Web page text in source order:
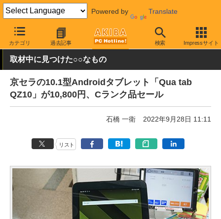
Powered by Translate
カテゴリ 過去記事 検索 Impressサイト
AKIBA PC Hotline! 秋葉原情報 価格情報 特価情報
取材中に見つけた○○なもの
京セラの10.1型Androidタブレット「Qua tab
QZ10」が10,800円、Cランク品セール
石橋 一衛 2022年9月28日 11:11
リスト